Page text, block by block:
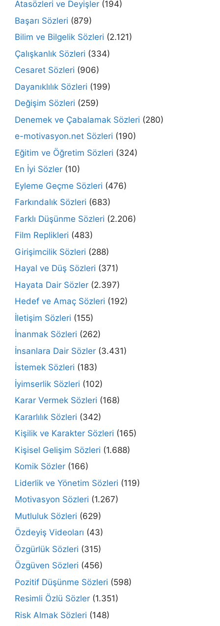
Atasözleri ve Deyişler (194)
Başarı Sözleri (879)
Bilim ve Bilgelik Sözleri (2.121)
Çalışkanlık Sözleri (334)
Cesaret Sözleri (906)
Dayanıklılık Sözleri (199)
Değişim Sözleri (259)
Denemek ve Çabalamak Sözleri (280)
e-motivasyon.net Sözleri (190)
Eğitim ve Öğretim Sözleri (324)
En İyi Sözler (10)
Eyleme Geçme Sözleri (476)
Farkındalık Sözleri (683)
Farklı Düşünme Sözleri (2.206)
Film Replikleri (483)
Girişimcilik Sözleri (288)
Hayal ve Düş Sözleri (371)
Hayata Dair Sözler (2.397)
Hedef ve Amaç Sözleri (192)
İletişim Sözleri (155)
İnanmak Sözleri (262)
İnsanlara Dair Sözler (3.431)
İstemek Sözleri (183)
İyimserlik Sözleri (102)
Karar Vermek Sözleri (168)
Kararlılık Sözleri (342)
Kişilik ve Karakter Sözleri (165)
Kişisel Gelişim Sözleri (1.688)
Komik Sözler (166)
Liderlik ve Yönetim Sözleri (119)
Motivasyon Sözleri (1.267)
Mutluluk Sözleri (629)
Özdeyiş Videoları (43)
Özgürlük Sözleri (315)
Özgüven Sözleri (456)
Pozitif Düşünme Sözleri (598)
Resimli Özlü Sözler (1.351)
Risk Almak Sözleri (148)